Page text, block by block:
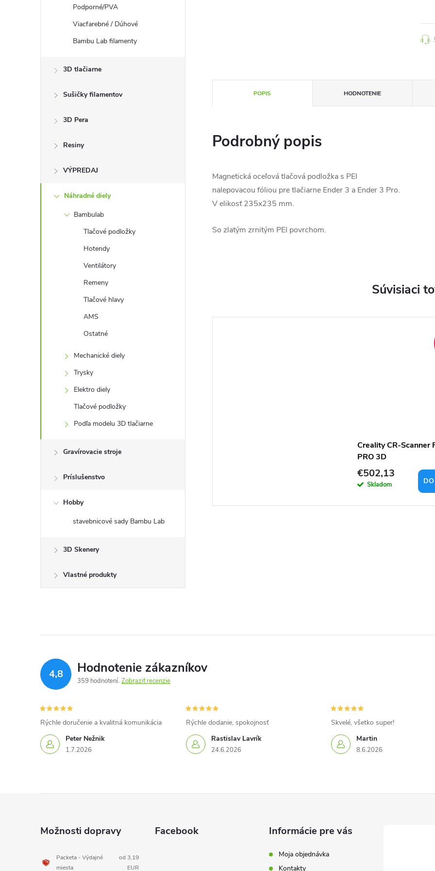
Podporné/PVA
Viacfarebné / Dúhové
Bambu Lab filamenty
3D tlačiarne
Sušičky filamentov
3D Pera
Resiny
VÝPREDAJ
Náhradné diely
Bambulab
Tlačové podložky
Hotendy
Ventilátory
Remeny
Tlačové hlavy
AMS
Ostatné
Mechanické diely
Trysky
Elektro diely
Tlačové podložky
Podľa modelu 3D tlačiarne
Gravírovacie stroje
Príslušenstvo
Hobby
stavebnicové sady Bambu Lab
3D Skenery
Vlastné produkty
POPIS HODNOTENIE
Podrobný popis
Magnetická oceľová tlačová podložka s PEI
nalepovacou fóliou pre tlačiarne Ender 3 a Ender 3 Pro.
Velikosť 235x235 mm.
So zlatým zrnitým PEI povrchom.
Súvisiaci
Creality CR-Scanner
PRO 3D
€502,13
Skladom
4,8 Hodnotenie zákazníkov
359 hodnotení Zobraziť recenzie
Peter Nežnik
1.7.2026
Rýchle doručenie a kvalitná komunikácia
Rastislav Lavrík
24.6.2026
Rýchle dodanie, spokojnosť
Martin
8.6.2026
Skvelé, všetko super!
Možnosti dopravy
Packeta - Výdajné
miesta
od 3,19
EUR
Facebook Informácie pre vás
Moja objednávka
Kontakty